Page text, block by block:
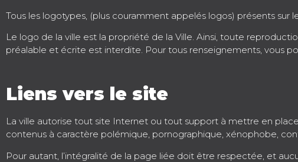
Tous les logotypes, (plus couramment appelés logos) présents
Le logo de la ville est la propriété de la Ville. Ainsi, toute
préalable et écrite est interdite. Pour tous renseignements, vous
Liens vers le site
La ville autorise tout site Internet ou tout support à mettre en
contenus à caractère polémique, pornographique, xénophobe,
Pour autant, l’intégralité de la page liée doit être respectée, et